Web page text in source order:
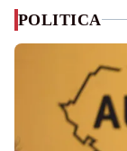
POLITICA